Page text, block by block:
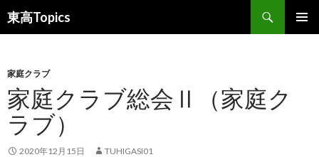
東高Topics
検
索
ン
ツ
へ
ス
キ
ッ
家庭クラブ
家庭クラブ総会Ⅱ（家庭ク
ラブ）
2020年12月15日 TUHIGASI01